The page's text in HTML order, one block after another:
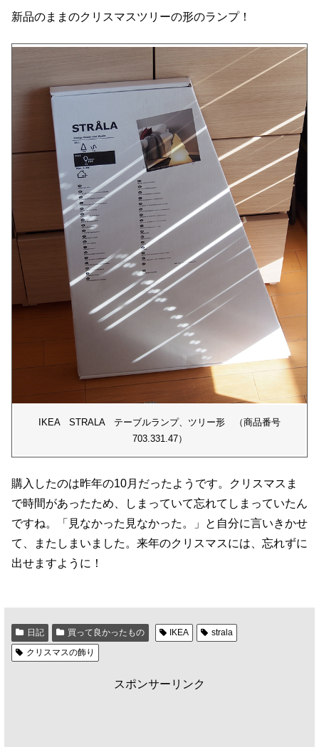
新品のままのクリスマスツリーの形のランプ！
IKEA STRALA テーブルランプ、ツリー形 （商品番号
703.331.47）
購入したのは昨年の10月だったようです。クリスマスま
で時間があったため、しまっていて忘れてしまっていたん
ですね。「見なかった見なかった。」と自分に言いきかせ
て、またしまいました。来年のクリスマスには、忘れずに
出せますように！
日記 買って良かったもの IKEA
strala
クリスマスの飾り
スポンサーリンク